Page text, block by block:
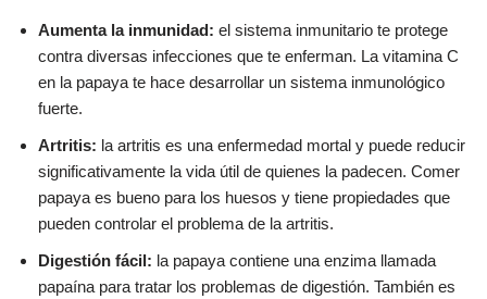
Aumenta la inmunidad: el sistema inmunitario te protege
contra diversas infecciones que te enferman. La vitamina C
en la papaya te hace desarrollar un sistema inmunológico
fuerte.
Artritis: la artritis es una enfermedad mortal y puede reducir
significativamente la vida útil de quienes la padecen. Comer
papaya es bueno para los huesos y tiene propiedades que
pueden controlar el problema de la artritis.
Digestión fácil: la papaya contiene una enzima llamada
papaína para tratar los problemas de digestión. También es